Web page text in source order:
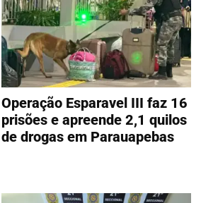
Operação Esparavel III faz 16
prisões e apreende 2,1 quilos
de drogas em Parauapebas